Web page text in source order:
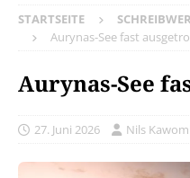
STARTSEITE
Aurynas-See fast
Aurynas-See
27. Juni 2026 Nils